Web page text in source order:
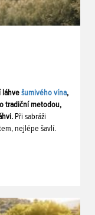
láhve šumivého vína,
tradiční metodou,
Při sabráži
nejlépe šavlí.